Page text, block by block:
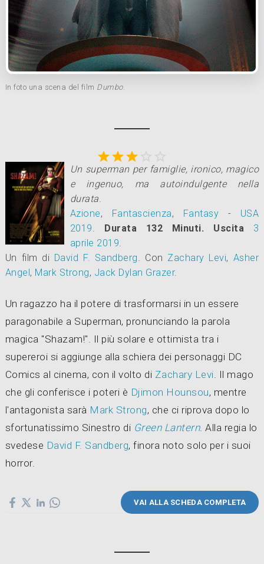
In foto una scena del film Dumbo.

Un superman per famiglie, ironico, magico
e ingenuo, ma autoindulgente nella
durata.
Azione, Fantascienza, Fantasy - USA
2019. Durata 132 Minuti. Uscita
3
aprile 2019.
Un film di David F. Sandberg. Con Zachary Levi, Asher
Angel, Mark Strong, Jack Dylan Grazer.
Un ragazzo ha il potere di trasformarsi in un essere
paragonabile a Superman, pronunciando la parola
magica "Shazam!". Il più solare e ottimista tra i
supereroi si aggiunge alla schiera dei personaggi DC
Comics al cinema, con il volto di Zachary Levi . Il mago
che gli conferisce i poteri è Djimon Hounsou, mentre
l'antagonista sarà Mark Strong, che ci riprova dopo lo
sfortunatissimo Sinestro di Green Lantern. Alla regia lo
svedese David F. Sandberg, finora noto solo per i suoi
horror.
VAI ALLA SCHEDA COMPLETA